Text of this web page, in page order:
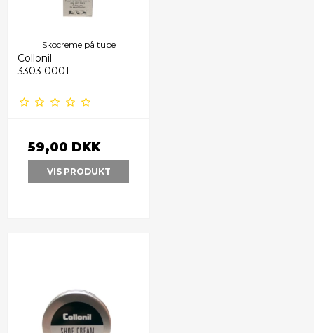
Skocreme på tube
Collonil
3303 0001
59,00 DKK
VIS PRODUKT